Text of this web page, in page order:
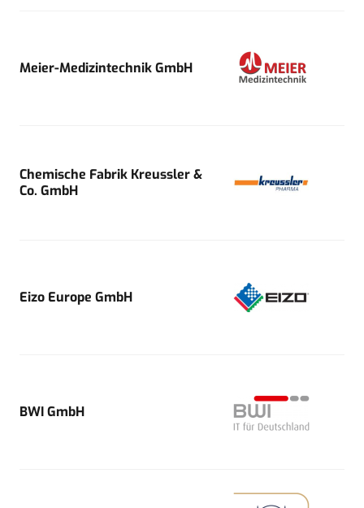
Meier-Medizintechnik GmbH
Chemische Fabrik Kreussler &
Co. GmbH
Eizo Europe GmbH
BWI GmbH